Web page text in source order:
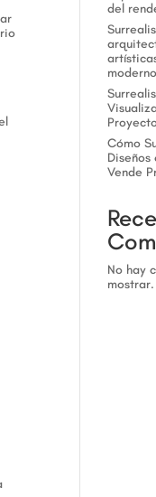
del
moderno
Cómo
Diseños
Vende
No hay
mostrar.